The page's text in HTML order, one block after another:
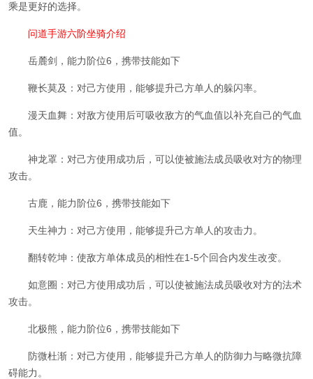
乘是更好的选择。
问道手游六阶坐骑介绍
岳麓剑，能力阶位6 ，携带技能如下
鞭长莫及：对己方使用，能够提升己方单人的躲闪率。
漫天血舞：对敌方使用后可吸收敌方的气血值以补充自己的气血
值。
神龙罩：对己方使用成功后，可以使被施法成员吸收对方的物理
攻击。
古鹿，能力阶位6 ，携带技能如下
天生神力：对己方使用，能够提升己方单人的攻击力。
翻转乾坤：使敌方单体成员的相性在1-5个回合内发生改变。
如意圈：对己方使用成功后，可以使被施法成员吸收对方的法术
攻击。
北极熊，能力阶位6 ，携带技能如下
防微杜渐：对己方使用，能够提升己方单人的防御力与略微抗障
碍能力。